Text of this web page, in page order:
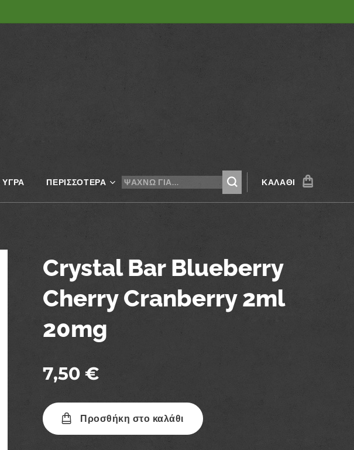
ΥΓΡΆ ΠΕΡΙΣΣΌΤΕΡΑ ΚΑΛΆΘΙ
Crystal Bar Blueberry
Cherry Cranberry 2ml
20mg
7,50 €
Προσθήκη στο καλάθι